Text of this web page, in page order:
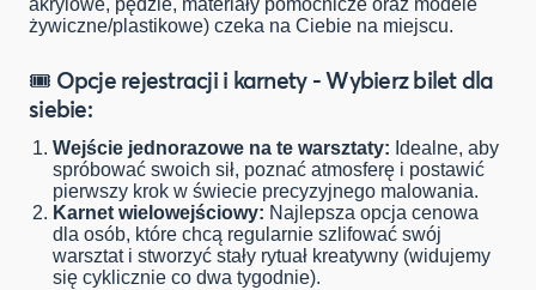
akrylowe, pędzle, materiały pomocnicze oraz modele
żywiczne/plastikowe) czeka na Ciebie na miejscu.
🎟️ Opcje rejestracji i karnety - Wybierz bilet dla
siebie:
Wejście jednorazowe na te warsztaty: Idealne, aby
spróbować swoich sił, poznać atmosferę i postawić
pierwszy krok w świecie precyzyjnego malowania.
Karnet wielowejściowy: Najlepsza opcja cenowa
dla osób, które chcą regularnie szlifować swój
warsztat i stworzyć stały rytuał kreatywny (widujemy
się cyklicznie co dwa tygodnie).